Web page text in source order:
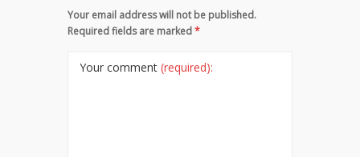
Your email address will not be published.
Required fields are marked*
Your comment (required):